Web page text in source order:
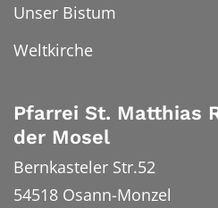
Unser Bistum
Weltkirche
Pfarrei St. Matthias
der Mosel
Bernkasteler Str.52
54518 Osann-Monzel